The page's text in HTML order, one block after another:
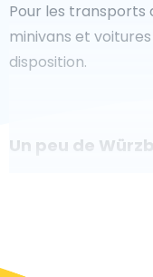
Pour les transports
minivans et
disposition.
Un peu de